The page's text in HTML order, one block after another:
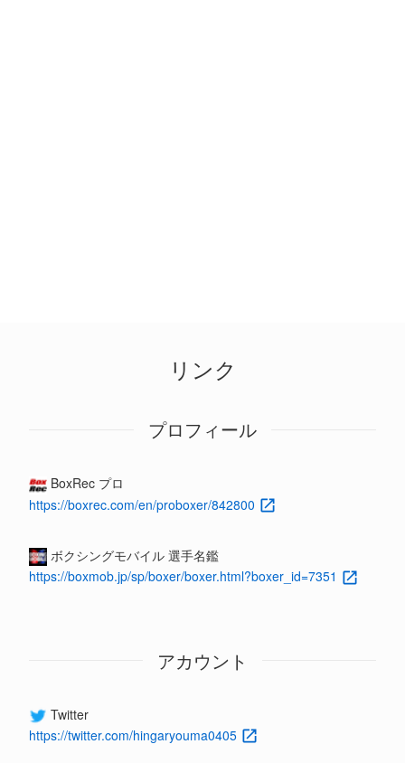
リンク
プロフィール
BoxRec プロ
https://boxrec.com/en/proboxer/842800
ボクシングモバイル 選手名鑑
https://boxmob.jp/sp/boxer/boxer.html?boxer_id=7351
アカウント
Twitter
https://twitter.com/hingaryouma0405